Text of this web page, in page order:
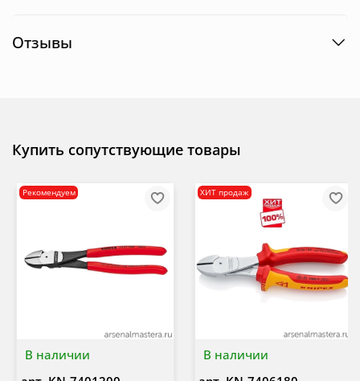
Отзывы
Купить сопутствующие товары
В наличии
Рекомендуем
В наличии
ХИТ продаж